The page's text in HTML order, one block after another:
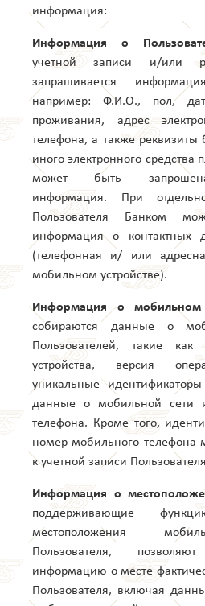
информация:
Информация о
учетной записи и/или
запрашивается
например: Ф.И.О., пол,
проживания, адрес
телефона, а также реквизиты
иного электронного средства
может быть запрошена
информация. При
Пользователя Банком
информация о контактных
(телефонная и/ или
мобильном устройстве).
Информация о мобильном
собираются данные о
Пользователей, такие
устройства, версия
уникальные
данные о мобильной сети
телефона. Кроме того,
номер мобильного телефона
к учетной записи
Информация о
поддерживающие
местоположения
Пользователя,
информацию о месте
Пользователя, включая